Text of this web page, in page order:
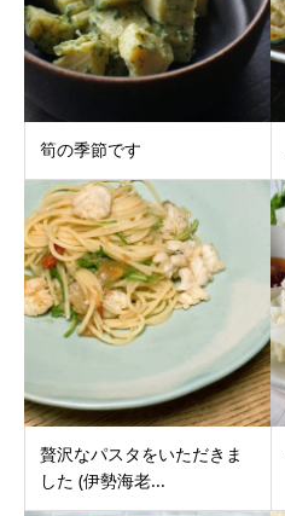
筍の季節です
贅沢なパスタをいただきま
した (伊勢海老...